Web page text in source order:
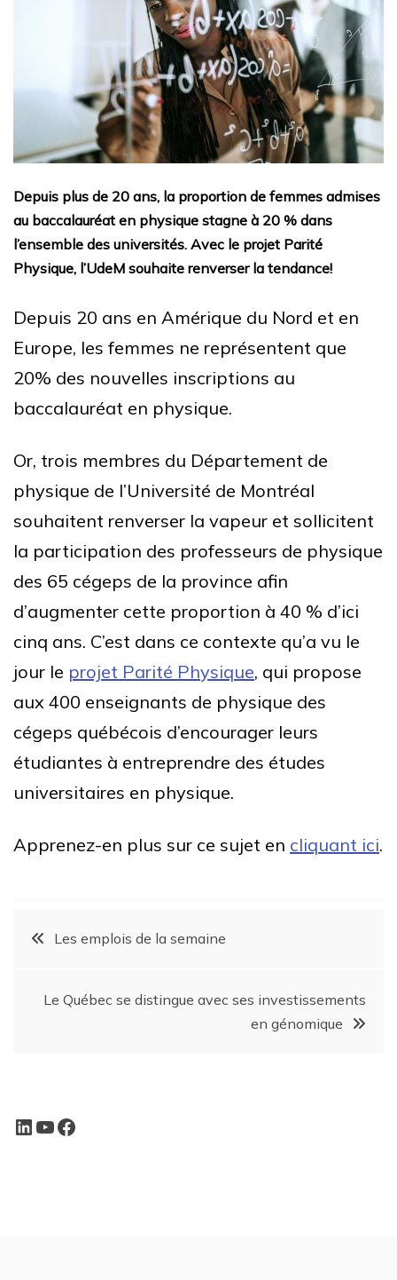
Depuis plus de 20 ans, la proportion de femmes admises
au baccalauréat en physique stagne à 20 % dans
l’ensemble des universités. Avec le projet Parité
Physique, l’UdeM souhaite renverser la tendance!
Depuis 20 ans en Amérique du Nord et en
Europe, les femmes ne représentent que
20% des nouvelles inscriptions au
baccalauréat en physique.
Or, trois membres du Département de
physique de l’Université de Montréal
souhaitent renverser la vapeur et sollicitent
la participation des professeurs de physique
des 65 cégeps de la province afin
d’augmenter cette proportion à 40 % d’ici
cinq ans. C’est dans ce contexte qu’a vu le
jour le projet Parité Physique, qui propose
aux 400 enseignants de physique des
cégeps québécois d’encourager leurs
étudiantes à entreprendre des études
universitaires en physique.
Apprenez-en plus sur ce sujet en cliquant ici.
Les emplois de la semaine
Le Québec se distingue avec ses investissements
en génomique